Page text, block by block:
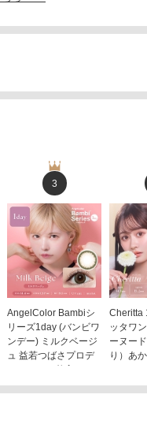
3
AngelColor Bambiシ
リーズ1day (バンビワ
ンデー) ミルクベージ
ュ 益若つばさプロデ
ュース（10枚入り）
1,848円(税込)
Cheritta
ッタワ
ーヌー
り）あ
1,683